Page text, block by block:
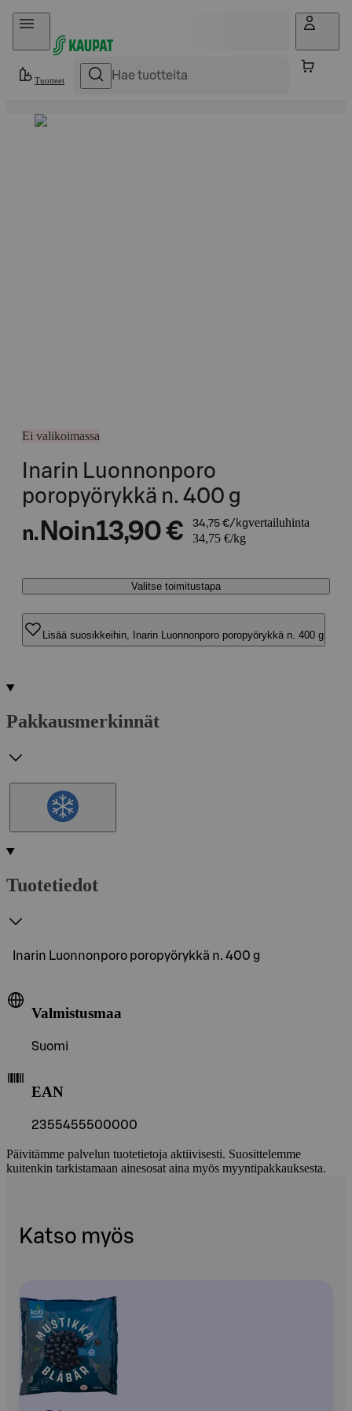
Hyppää sisältöön
Tuotteet
Ei valikoimassa
Inarin Luonnonporo
poropyörykkä n. 400 g
n. Noin13,90 € 34,75 €/kgvertailuhinta
34,75 €/kg
Valitse toimitustapa
Lisää suosikkeihin, Inarin Luonnonporo poropyörykkä n. 400 g
Pakkausmerkinnät
Tuotetiedot
Inarin Luonnonporo poropyörykkä n. 400 g
Valmistusmaa
Suomi
EAN
2355455500000
Päivitämme palvelun tuotetietoja aktiivisesti. Suosittelemme
kuitenkin tarkistamaan ainesosat aina myös myyntipakkauksesta.
Katso myös